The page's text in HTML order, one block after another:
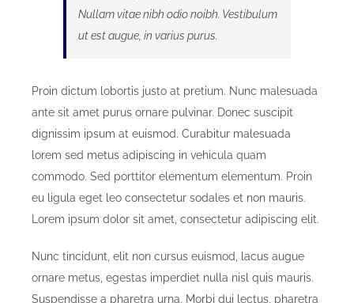
Nullam vitae nibh odio noibh. Vestibulum
ut est augue, in varius purus.
Proin dictum lobortis justo at pretium. Nunc malesuada
ante sit amet purus ornare pulvinar. Donec suscipit
dignissim ipsum at euismod. Curabitur malesuada
lorem sed metus adipiscing in vehicula quam
commodo. Sed porttitor elementum elementum. Proin
eu ligula eget leo consectetur sodales et non mauris.
Lorem ipsum dolor sit amet, consectetur adipiscing elit.
Nunc tincidunt, elit non cursus euismod, lacus augue
ornare metus, egestas imperdiet nulla nisl quis mauris.
Suspendisse a pharetra urna. Morbi dui lectus, pharetra